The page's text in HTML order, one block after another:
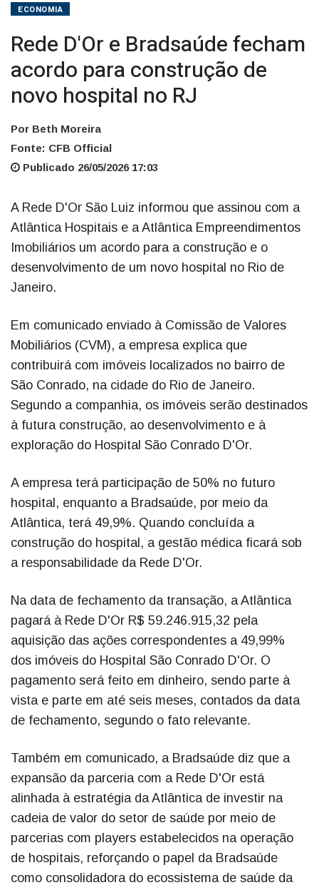
ECONOMIA
Rede D'Or e Bradsaúde fecham
acordo para construção de
novo hospital no RJ
Por Beth Moreira
Fonte: CFB Official
Publicado 26/05/2026 17:03
A Rede D'Or São Luiz informou que assinou com a
Atlântica Hospitais e a Atlântica Empreendimentos
Imobiliários um acordo para a construção e o
desenvolvimento de um novo hospital no Rio de
Janeiro.
Em comunicado enviado à Comissão de Valores
Mobiliários (CVM), a empresa explica que
contribuirá com imóveis localizados no bairro de
São Conrado, na cidade do Rio de Janeiro.
Segundo a companhia, os imóveis serão destinados
à futura construção, ao desenvolvimento e à
exploração do Hospital São Conrado D'Or.
A empresa terá participação de 50% no futuro
hospital, enquanto a Bradsaúde, por meio da
Atlântica, terá 49,9%. Quando concluída a
construção do hospital, a gestão médica ficará sob
a responsabilidade da Rede D'Or.
Na data de fechamento da transação, a Atlântica
pagará à Rede D'Or R$ 59.246.915,32 pela
aquisição das ações correspondentes a 49,99%
dos imóveis do Hospital São Conrado D'Or. O
pagamento será feito em dinheiro, sendo parte à
vista e parte em até seis meses, contados da data
de fechamento, segundo o fato relevante.
Também em comunicado, a Bradsaúde diz que a
expansão da parceria com a Rede D'Or está
alinhada à estratégia da Atlântica de investir na
cadeia de valor do setor de saúde por meio de
parcerias com players estabelecidos na operação
de hospitais, reforçando o papel da Bradsaúde
como consolidadora do ecossistema de saúde da